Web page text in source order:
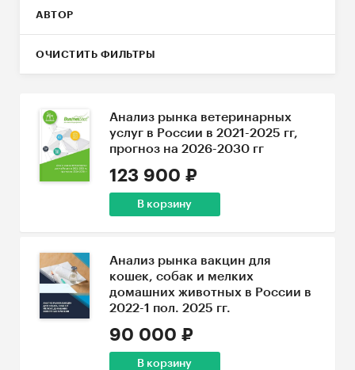
АВТОР
ОЧИСТИТЬ ФИЛЬТРЫ
Анализ рынка ветеринарных
услуг в России в 2021-2025 гг,
прогноз на 2026-2030 гг
123 900 ₽
В корзину
Анализ рынка вакцин для
кошек, собак и мелких
домашних животных в России в
2022-1 пол. 2025 гг.
90 000 ₽
В корзину